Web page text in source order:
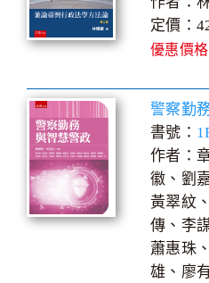
定價：
優惠價格
警察勤
書號：
作者：
徽、劉
黃翠紋
傳、李
蕭惠珠
雄、廖